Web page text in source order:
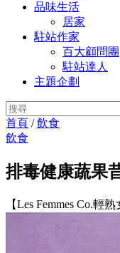
品味生活
居家
駐站作家
百大顧問團
駐站達人
主題企劃
首頁 /飲食
飲食
排毒健康蔬果
【Les Femmes Co.輕